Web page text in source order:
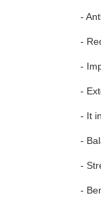
-
-
-
-
- It
-
-
-